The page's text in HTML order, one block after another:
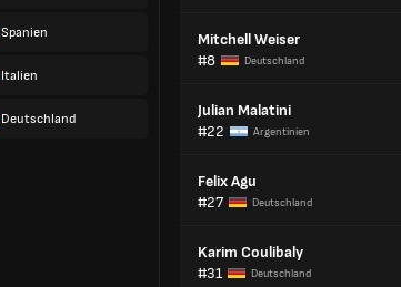
Spanien
Italien
Deutschland
Mitchell Weiser
#8
Deutschland
Julian Malatini
#22
Argentinien
Felix Agu
#27
Deutschland
Karim Coulibaly
#31
Deutschland